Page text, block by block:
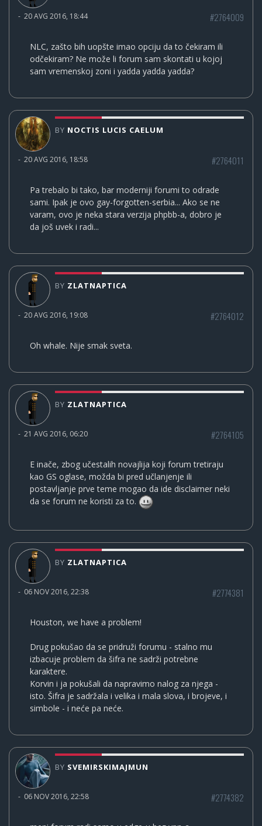
- 20 AVG 2016, 18:44 #2764009
NLC, zašto bih uopšte imao opciju da to čekiram ili
odčekiram? Ne može li forum sam skontati u kojoj
sam vremenskoj zoni i yadda yadda yadda?
BY NOCTIS LUCIS CAELUM
- 20 AVG 2016, 18:58 #2764011
Pa trebalo bi tako, bar moderniji forumi to odrade
sami. Ipak je ovo gay-forgotten-serbia... Ako se ne
varam, ovo je neka stara verzija phpbb-a, dobro je
da još uvek i radi...
BY ZLATNAPTICA
- 20 AVG 2016, 19:08 #2764012
Oh whale. Nije smak sveta.
BY ZLATNAPTICA
- 21 AVG 2016, 06:20 #2764105
E inače, zbog učestalih novajlija koji forum tretiraju
kao GS oglase, možda bi pred učlanjenje ili
postavljanje prve teme mogao da ide disclaimer neki
da se forum ne koristi za to.
BY ZLATNAPTICA
- 06 NOV 2016, 22:38 #2774381
Houston, we have a problem!
Drug pokušao da se pridruži forumu - stalno mu
izbacuje problem da šifra ne sadrži potrebne
karaktere.
Korvin i ja pokušali da napravimo nalog za njega -
isto. Šifra je sadržala i velika i mala slova, i brojeve, i
simbole - i neće pa neće.
BY SVEMIRSKIMAJMUN
- 06 NOV 2016, 22:58 #2774382